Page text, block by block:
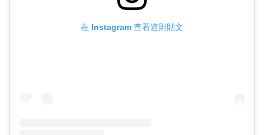
在 Instagram 查看這則貼文